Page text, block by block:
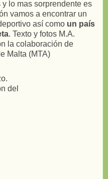
lo mas sorprendente es
vamos a encontrar un
así como un país
. Texto y fotos M.A.
la colaboración de
Malta (MTA)